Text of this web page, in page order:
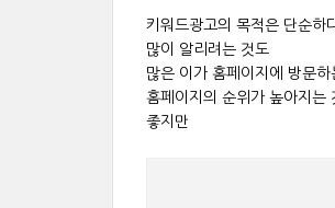
키워드광고의 목적은 단순하
많이 알리려는 것도
많은 이가 홈페이지에 방문하
홈페이지의 순위가 높아지는
좋지만